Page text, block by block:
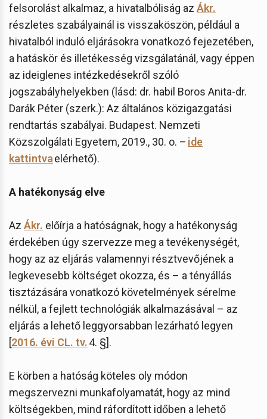
felsorolást alkalmaz, a hivatalbóliság az Ákr.
részletes szabályainál is visszaköszön, például a
hivatalból induló eljárásokra vonatkozó fejezetében,
a hatáskör és illetékesség vizsgálatánál, vagy éppen
az ideiglenes intézkedésekről szóló
jogszabályhelyekben (lásd: dr. habil Boros Anita-dr.
Darák Péter (szerk.): Az általános közigazgatási
rendtartás szabályai. Budapest. Nemzeti
Közszolgálati Egyetem, 2019., 30. o. – ide
kattintvaelérhető).
A hatékonyság elve
Az Ákr. előírja a hatóságnak, hogy a hatékonyság
érdekében úgy szervezze meg a tevékenységét,
hogy az az eljárás valamennyi résztvevőjének a
legkevesebb költséget okozza, és – a tényállás
tisztázására vonatkozó követelmények sérelme
nélkül, a fejlett technológiák alkalmazásával – az
eljárás a lehető leggyorsabban lezárható legyen
[2016. évi CL. tv.4. §].
E körben a hatóság köteles oly módon
megszervezni munkafolyamatát, hogy az mind
költségekben, mind ráfordított időben a lehető